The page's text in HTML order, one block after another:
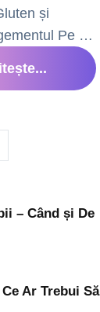
și
Pe …
– Când și De
Ar Trebui Să